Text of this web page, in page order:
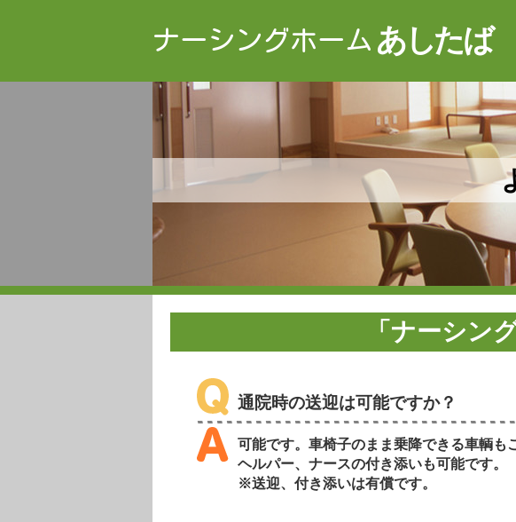
ナーシングホーム あしたば
「ナーシン
通院時の送迎は可能ですか？
可能です。車椅子のまま乗降できる車輌も
ヘルパー、ナースの付き添いも可能です。
※送迎、付き添いは有償です。